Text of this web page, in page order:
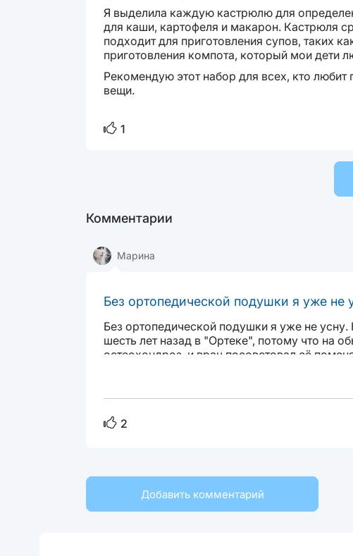
Я выделила каждую кастрюлю для
для каши, картофеля и макарон. Кастрюля
подходит для приготовления супов, таких
приготовления компота, который мои дети
Рекомендую этот набор для всех, кто любит
вещи.
1
Комментарии
Марина
Без ортопедической подушки я уже не
Без ортопедической подушки я уже не
шесть лет назад в "Ортеке", потому что на
остеохондроз, и врач посоветовал её
довольно прилично. Привыкала я к этой
2
Добавить комментарий